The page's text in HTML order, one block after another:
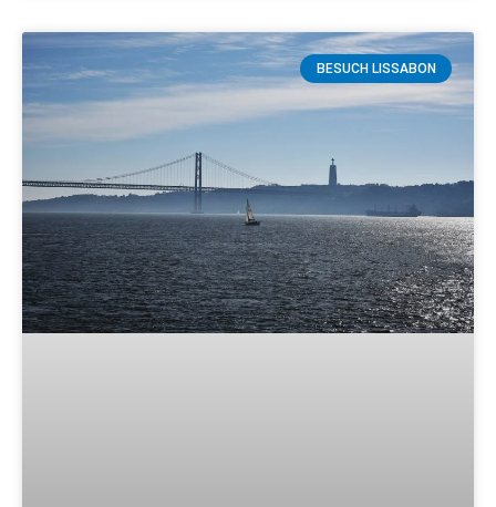
BESUCH LISSABON